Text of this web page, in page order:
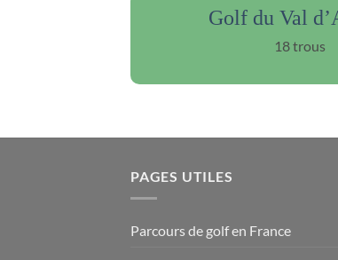
Golf du Val
18 trous
PAGES UTILES
Parcours de golf en France